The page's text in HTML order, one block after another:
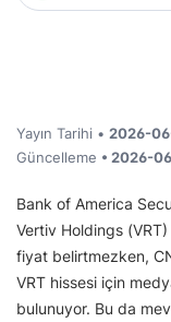
Yayın Tarihi • 2026-
Güncelleme • 2026-
Bank of America
Vertiv Holdings
fiyat belirtmezken,
VRT hissesi için
bulunuyor. Bu da